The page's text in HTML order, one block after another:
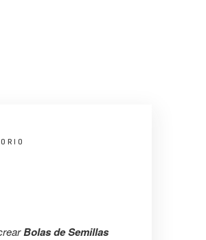
Bolas de Semillas